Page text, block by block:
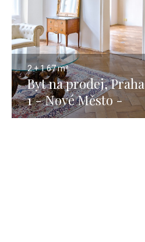
2 + 167 m²
Byt na prodej, Praha
1 - Nové Město -
67m